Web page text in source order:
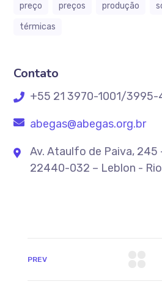
preço
preços produção
térmicas
Contato
+55 21 3970-1001/3995-
abegas@abegas.org.br
Av. Ataulfo de Paiva, 245
22440-032 – Leblon -
PREV